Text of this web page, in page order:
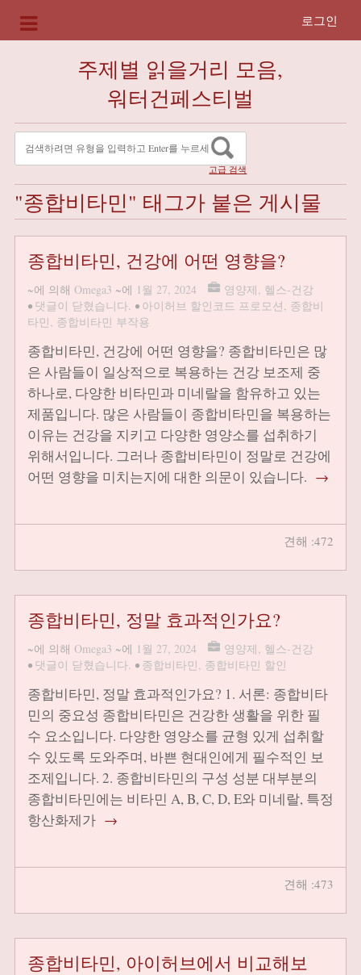
로그인
주제별 읽을거리 모음,
워터건페스티벌
고급 검색
"종합비타민" 태그가 붙은 게시물
종합비타민, 건강에 어떤 영향을?
~에 의해 Omega3 ~에 1월 27, 2024 영양제, 헬스-건강
• 댓글이 닫혔습니다. • 아이허브 할인코드 프로모션, 종합비
타민, 종합비타민 부작용
종합비타민, 건강에 어떤 영향을? 종합비타민은 많
은 사람들이 일상적으로 복용하는 건강 보조제 중
하나로, 다양한 비타민과 미네랄을 함유하고 있는
제품입니다. 많은 사람들이 종합비타민을 복용하는
이유는 건강을 지키고 다양한 영양소를 섭취하기
위해서입니다. 그러나 종합비타민이 정말로 건강에
어떤 영향을 미치는지에 대한 의문이 있습니다. →
견해 :472
종합비타민, 정말 효과적인가요?
~에 의해 Omega3 ~에 1월 27, 2024 영양제, 헬스-건강
• 댓글이 닫혔습니다. • 종합비타민, 종합비타민 할인
종합비타민, 정말 효과적인가요? 1. 서론: 종합비타
민의 중요성 종합비타민은 건강한 생활을 위한 필
수 요소입니다. 다양한 영양소를 균형 있게 섭취할
수 있도록 도와주며, 바쁜 현대인에게 필수적인 보
조제입니다. 2. 종합비타민의 구성 성분 대부분의
종합비타민에는 비타민 A, B, C, D, E와 미네랄, 특정
항산화제가 →
견해 :473
종합비타민, 아이허브에서 비교해보